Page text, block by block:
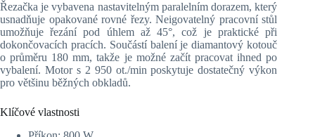
Řezačka je vybavena nastavitelným paralelním dorazem, který
usnadňuje opakované rovné řezy. Neigovatelný pracovní stůl
umožňuje řezání pod úhlem až 45°, což je praktické při
dokončovacích pracích. Součástí balení je diamantový kotouč
o průměru 180 mm, takže je možné začít pracovat ihned po
vybalení. Motor s 2 950 ot./min poskytuje dostatečný výkon
pro většinu běžných obkladů.
Klíčové vlastnosti